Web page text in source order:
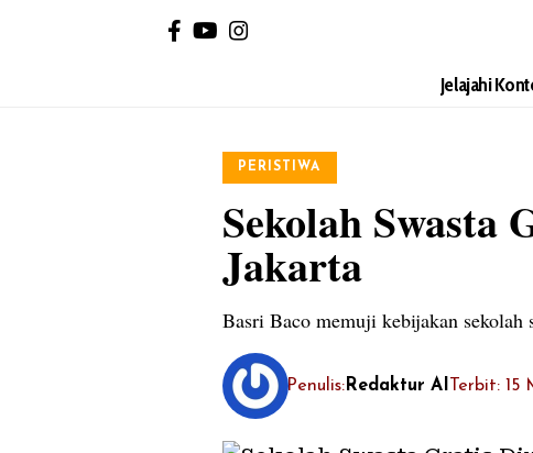
Jelajahi
PERISTIWA
Sekolah Swasta
Jakarta
Basri Baco memuji kebijakan sekolah
Penulis: Redaktur AI Terbit: